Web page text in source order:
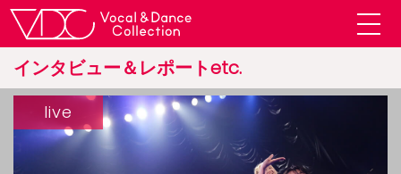
インタビュー＆レポートetc.
live